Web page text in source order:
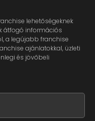
lehetőségeknek
átfogó információs
a legújabb franchise
ajánlatokkal, üzleti
és jövőbeli